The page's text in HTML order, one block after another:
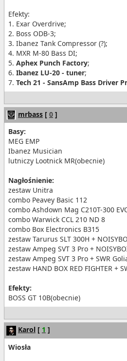
Efekty:
1. Exar Overdrive;
2. Boss ODB-3;
3. Ibanez Tank Compressor (?);
4. MXR M-80 Bass DI;
5. Aphex Punch Factory;
6. Ibanez LU-20 - tuner;
7. Tech 21 - SansAmp Bass Driver
mrbass [ 0 ]
Basy:
MEG EMP
Ibanez Musician
lutniczy Lootnick MR(obecnie)
Nagłośnienie:
zestaw Unitra
combo Peavey Basic 112
combo Ashdown Mag C210T-300
combo Warwick CCL 210 ND 8
combo Box Electronics B315
zestaw Tarurus SLT 300H +
zestaw Ampeg SVT 3 Pro +
zestaw Ampeg SVT 3 Pro + SWR
zestaw HAND BOX RED FIGHTER +
Efekty:
BOSS GT 10B(obecnie)
Karol [ 1 ]
Wiosła